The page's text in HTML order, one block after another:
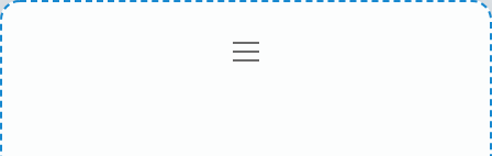
Gizlilikmenüyü